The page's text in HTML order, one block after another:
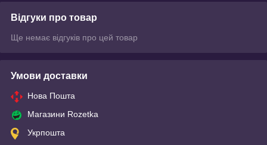
Відгуки про товар
Ще немає відгуків про цей товар
Умови доставки
Нова Пошта
Магазини Rozetka
Укрпошта